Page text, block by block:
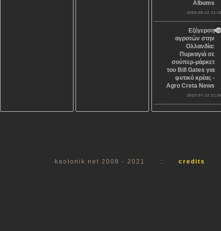
Albums
2023-05-12
Εξέγερση
αγροτών στην
Ολλανδία:
Πυρκαγιά σε
σούπερ-μάρκετ
του Bill Gates για
φυτικό κρέας -
Agro Creta News
2022-07-12
kaotonik.net 2008 - 2021 :: credits